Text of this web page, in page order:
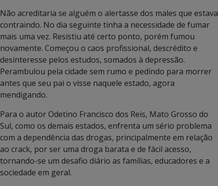
Não acreditaria se alguém o alertasse dos males que estava
contraindo. No dia seguinte tinha a necessidade de fumar
mais uma vez. Resistiu até certo ponto, porém fumou
novamente. Começou o caos profissional, descrédito e
desinteresse pelos estudos, somados à depressão.
Perambulou pela cidade sem rumo e pedindo para morrer
antes que seu pai o visse naquele estado, agora
mendigando.
Para o autor Odetino Francisco dos Reis, Mato Grosso do
Sul, como os demais estados, enfrenta um sério problema
com a dependência das drogas, principalmente em relação
ao crack, por ser uma droga barata e de fácil acesso,
tornando-se um desafio diário as famílias, educadores e a
sociedade em geral.